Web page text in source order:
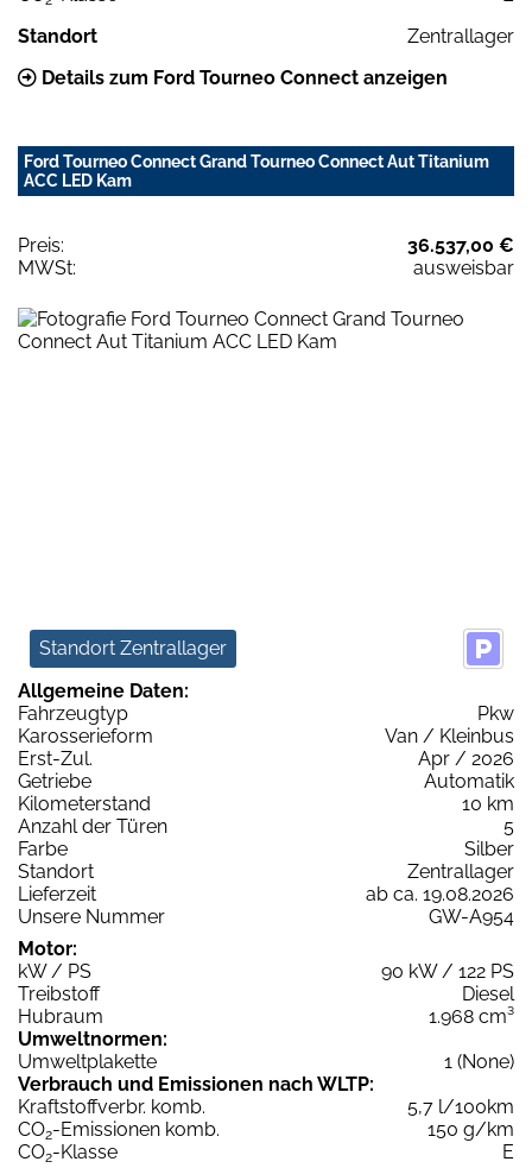
Standort
Zentrallager
Details zum Ford Tourneo Connect anzeigen
Ford Tourneo Connect Grand Tourneo Connect Aut Titanium
ACC LED Kam
Preis:
36.537,00 €
MWSt:
ausweisbar
Standort Zentrallager
Allgemeine Daten:
Fahrzeugtyp
Pkw
Karosserieform
Van / Kleinbus
Erst-Zul.
Apr / 2026
Getriebe
Automatik
Kilometerstand
10 km
Anzahl der Türen
5
Farbe
Silber
Standort
Zentrallager
Lieferzeit
ab ca. 19.08.2026
Unsere Nummer
GW-A954
Motor:
kW / PS
90 kW / 122 PS
Treibstoff
Diesel
Hubraum
1.968 cm³
Umweltnormen:
Umweltplakette
1 (None)
Verbrauch und Emissionen nach WLTP:
Kraftstoffverbr. komb.
5,7 l/100km
CO2-Emissionen komb.
150 g/km
CO2-Klasse
E